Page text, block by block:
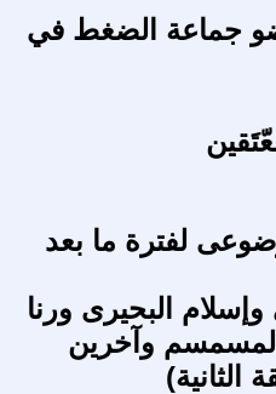
جماعة الضغط في
لفترة ما بعد
البحيرى ورنا
وآخرين
الثانية)